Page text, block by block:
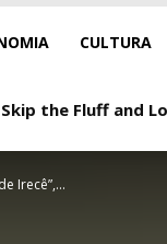
CULTURA
the Fluff and
Irecê”,...